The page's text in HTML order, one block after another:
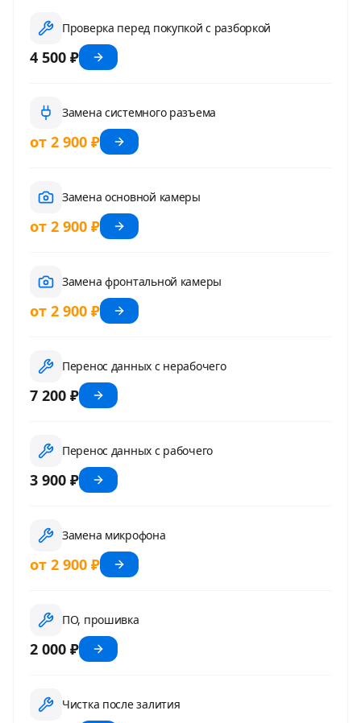
Проверка перед покупкой с разборкой
4 500 ₽
Замена системного разъема
от 2 900 ₽
Замена основной камеры
от 2 900 ₽
Замена фронтальной камеры
от 2 900 ₽
Перенос данных с нерабочего
7 200 ₽
Перенос данных с рабочего
3 900 ₽
Замена микрофона
от 2 900 ₽
ПО, прошивка
2 000 ₽
Чистка после залития